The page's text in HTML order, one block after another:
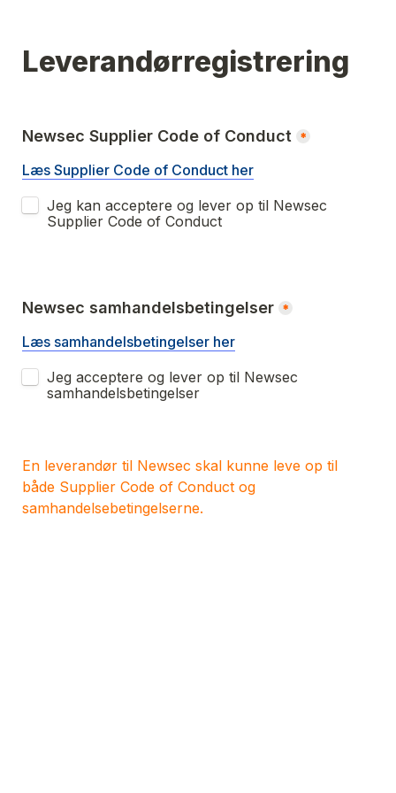
Leverandørregistrering
Newsec Supplier Code of Conduct *
Læs Supplier Code of Conduct her
Jeg kan acceptere og lever op til Newsec
Supplier Code of Conduct
Newsec samhandelsbetingelser *
Læs samhandelsbetingelser her
Jeg acceptere og lever op til Newsec
samhandelsbetingelser
En leverandør til Newsec skal kunne leve op til
både Supplier Code of Conduct og
samhandelsebetingelserne.